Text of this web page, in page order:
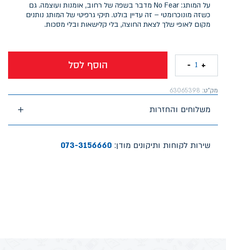
על המותג: No Fear מדבר בשפה של רחוב, אומנות ועוצמה. גם
כשזה מונוכרומטי – זה עדיין בולט. תיקי גרפיטי של המותג נותנים
מקום לאופי שלך לצאת החוצה, בלי קלישאות ובלי מסכות.
הוסף לסל +
1
-
מק"ט: 63065398
משלוחים והחזרות
שירות לקוחות ותיקונים מודן: 073-3156660